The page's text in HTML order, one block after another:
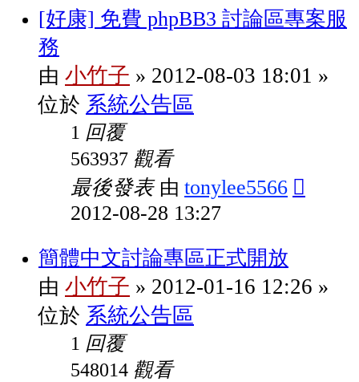
[好康] 免費 phpBB3 討論區專案服
務
由 小竹子 » 2012-08-03 18:01 »
位於 系統公告區
1 回覆
563937 觀看
最後發表 由 tonylee5566
2012-08-28 13:27
簡體中文討論專區正式開放
由 小竹子 » 2012-01-16 12:26 »
位於 系統公告區
1 回覆
548014 觀看